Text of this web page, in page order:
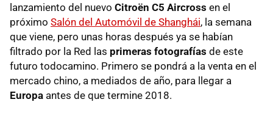
lanzamiento del nuevo Citroën C5 Aircross en el
próximo Salón del Automóvil de Shanghái, la semana
que viene, pero unas horas después ya se habían
filtrado por la Red las primeras fotografías de este
futuro todocamino. Primero se pondrá a la venta en el
mercado chino, a mediados de año, para llegar a
Europa antes de que termine 2018.